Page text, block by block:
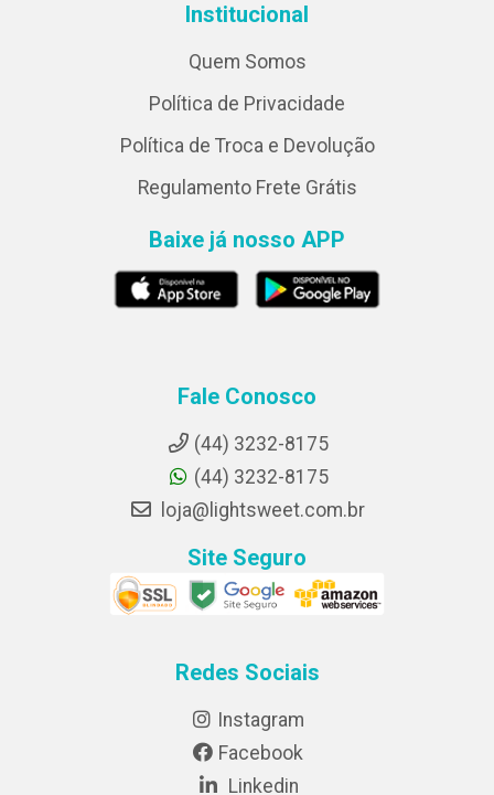
Institucional
Quem Somos
Política de Privacidade
Política de Troca e Devolução
Regulamento Frete Grátis
Baixe já nosso APP
Fale Conosco
(44) 3232-8175
(44) 3232-8175
loja@lightsweet.com.br
Site Seguro
Redes Sociais
Instagram
Facebook
Linkedin